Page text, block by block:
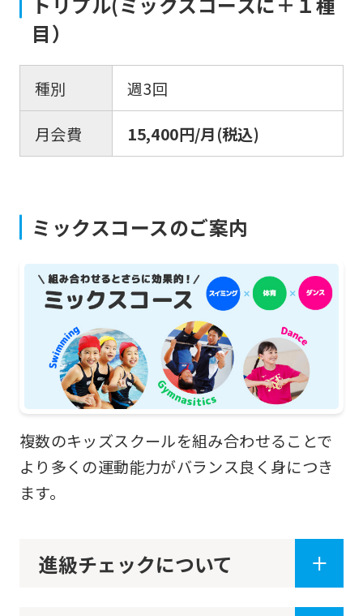
目）
種別
週3回
月会費
15,400円/月(税込)
ミックスコースのご案内
複数のキッズスクールを組み合わせることで
より多くの運動能力がバランス良く身につき
ます。
進級チェックについて
However,
if
you
automatic
translation
service,
the
Japanese
version
of
website
will
so